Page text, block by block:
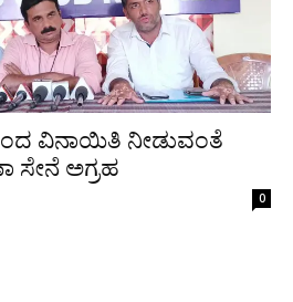
ವಿನಾಯಿತಿ ನೀಡುವಂತೆ
ಸೇನೆ ಅಗ್ರಹ
0